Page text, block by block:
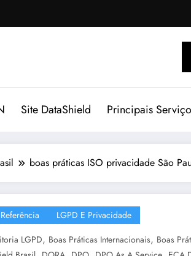
Site DataShield Principais
boas práticas ISO privacidade São
LGPD E Privacidade
LGPD, Boas Práticas Internacionais, Boas